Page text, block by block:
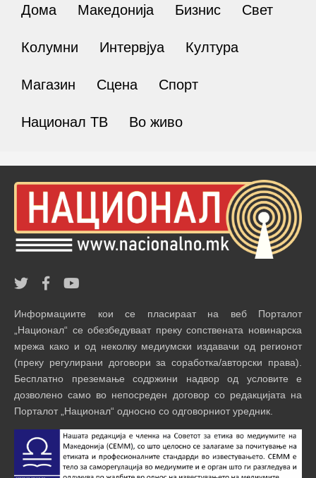
Дома Македонија Бизнис Свет
Колумни Интервјуа Култура
Магазин Сцена Спорт
Национал ТВ Во живо
Информациите кои се пласираат на веб Порталот
„Национал“ се обезбедуваат преку сопствената новинарска
мрежа како и од неколку медиумски издавачи од регионот
(преку регулирани договори за соработка/авторски права).
Бесплатно преземање содржини надвор од условите е
дозволено само во непосреден договор со редакцијата на
Порталот „Национал“ односно со одговорниот уредник.